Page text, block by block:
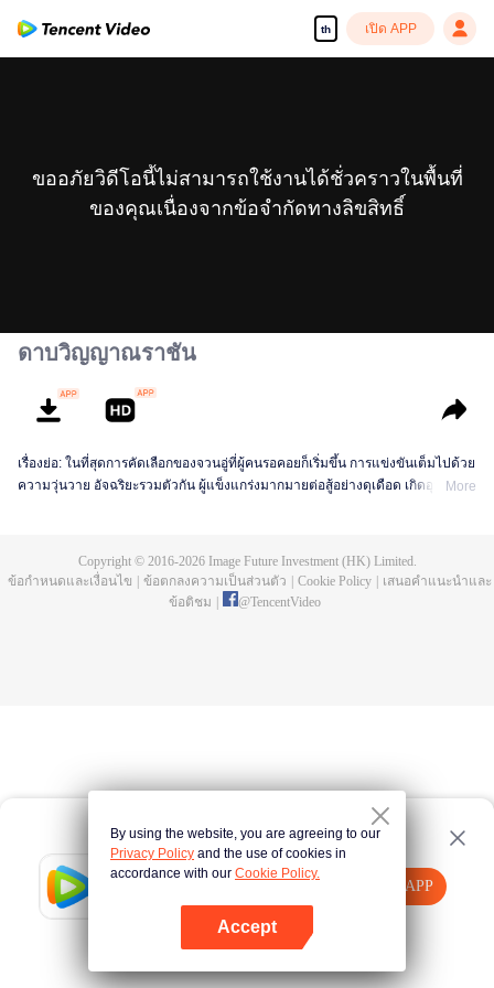
th เปิด APP
Tencent Video
เปิด APP
คลิกที่นี่ ลองใหม่อีกครั้ง
ขออภัยวิดีโอนี้ไม่สามารถใช้งานได้ชั่วคราวในพื้นที่
ของคุณเนื่องจากข้อจำกัดทางลิขสิทธิ์
ดาบวิญญาณราชัน
เรื่องย่อ: ในที่สุดการคัดเลือกของจวนอู่ที่ผู้คนรอคอยก็เริ่มขึ้น การแข่งขันเต็มไปด้วย
ความวุ่นวาย อัจฉริยะรวมตัวกัน ผู้แข็งแกร่งมากมายต่อสู้อย่างดุเดือด เกิดอุบัติเหตุ
การลอบสังหารที่ไม่อาจคาดเดานี้ได้อย่างไร
More
Copyright © 2016-2026Image Future Investment (HK) Limited.
ข้อกำหนดและเงื่อนไข
ข้อตกลงความเป็นส่วนตัว Cookie Policy
เสนอคำแนะนำและ
ข้อติชม
@TencentVideo
By using the website, you are agreeing to our
Privacy Policy and the use of cookies in
accordance with our Cookie Policy.
Accept